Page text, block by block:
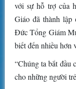
với sự hỗ trợ của
Giáo đã thành
Đức Tổng Giám
biết đến nhiều hơn
“Chúng ta bắt đầu
cho những người